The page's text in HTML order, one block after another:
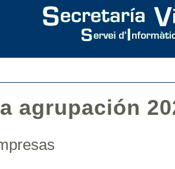
agrupación